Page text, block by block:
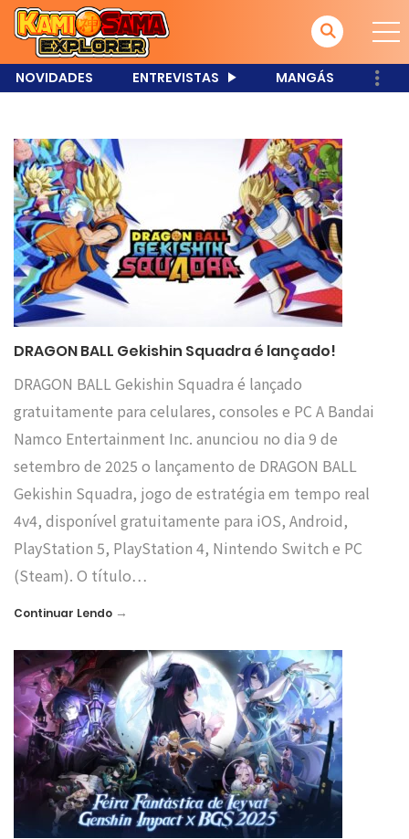
NOVIDADES ENTREVISTAS MANGÁS
DRAGON BALL Gekishin Squadra é lançado!
DRAGON BALL Gekishin Squadra é lançado
gratuitamente para celulares, consoles e PC A Bandai
Namco Entertainment Inc. anunciou no dia 9 de
setembro de 2025 o lançamento de DRAGON BALL
Gekishin Squadra, jogo de estratégia em tempo real
4v4, disponível gratuitamente para iOS, Android,
PlayStation 5, PlayStation 4, Nintendo Switch e PC
(Steam). O título…
Continuar Lendo →